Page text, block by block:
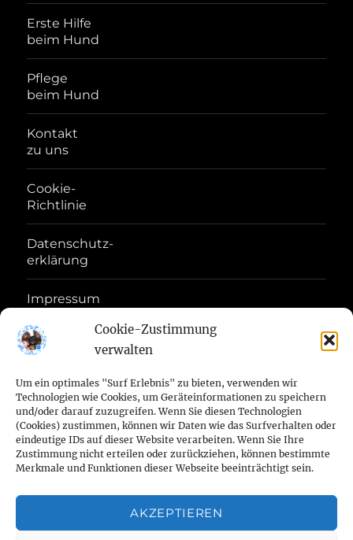
Cookie-Zustimmung
verwalten
Um ein optimales "Surf Erlebnis" zu bieten, verwenden wir
Technologien wie Cookies, um Geräteinformationen zu speichern
und/oder darauf zuzugreifen. Wenn Sie diesen Technologien
(Cookies) zustimmen, können wir Daten wie das Surfverhalten oder
eindeutige IDs auf dieser Website verarbeiten. Wenn Sie Ihre
Zustimmung nicht erteilen oder zurückziehen, können bestimmte
Merkmale und Funktionen dieser Webseite beeinträchtigt sein.
AKZEPTIEREN
Erste Hilfe
beim Hund
Pflege
beim Hund
Kontakt
zu uns
Cookie-
Richtlinie
Datenschutz-
erklärung
Impressum
Haftungs-
Geschäftsbedingungen
StartseiteAktuelles
Waldburg
Zwingerschutz
1888
e.V.
Züchter
VDH
(Verband
Zwingerschutz
Wir
Facebook
Aktuelles
Welpenstube
Kleiner
Wirsch
NELE
der
Deckrüdenliste
Unsere
Hündinnen
Unvergessen
R.I.P.
Zucht-
auszeichnungen
Erste
Hilfe
Pflege
beim
KontaktCookie-
Impressum
Haftungs-Geschäftsbedingungen